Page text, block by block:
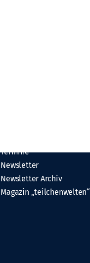
Termine
Newsletter
Newsletter Archiv
Magazin „teilchenwelten“